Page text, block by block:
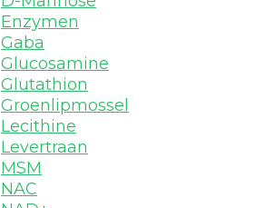
Enzymen
Gaba
Glucosamine
Glutathion
Groenlipmossel
Lecithine
Levertraan
MSM
NAC